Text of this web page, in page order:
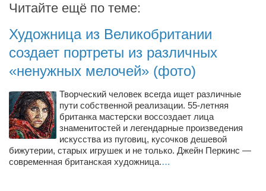
Александр Гвоздик
Александр Кугук
Музыканты
Евгений Касьяненко
Денис Федченко
Звукорежиссёры
Alfom Studio
Guitarproduction Studio
Читайте ещё по теме:
Художница из Великобритании
создает портреты из различных
«ненужных мелочей» (фото)
Творческий человек всегда ищет различные
пути собственной реализации. 55-летняя
британка мастерски воссоздает лица
знаменитостей и легендарные произведения
искусства из пуговиц, кусочков дешевой
бижутерии, старых игрушек и не только. Джейн Перкинс —
современная британская художница.…